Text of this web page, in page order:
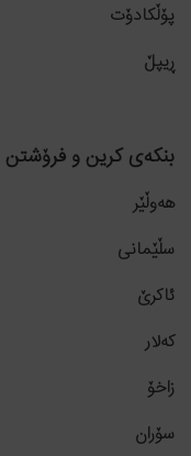
پۆڵکادۆت
ڕیپڵ
بنکەی کرین و فرۆشتن
هەوڵێر
سڵێمانی
ئاکرێ
کەلار
زاخۆ
سۆران